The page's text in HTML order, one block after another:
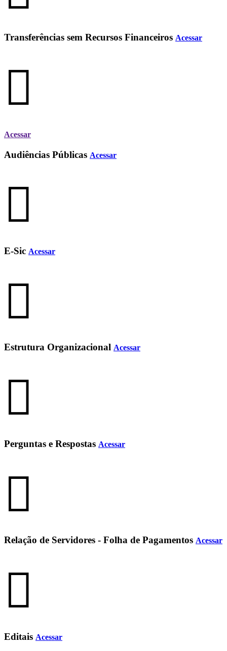
Transferências sem Recursos Financeiros Acessar
Acessar
Audiências Públicas Acessar
E-Sic Acessar
Estrutura Organizacional Acessar
Perguntas e Respostas Acessar
Relação de Servidores - Folha de Pagamentos Acessar
Editais Acessar